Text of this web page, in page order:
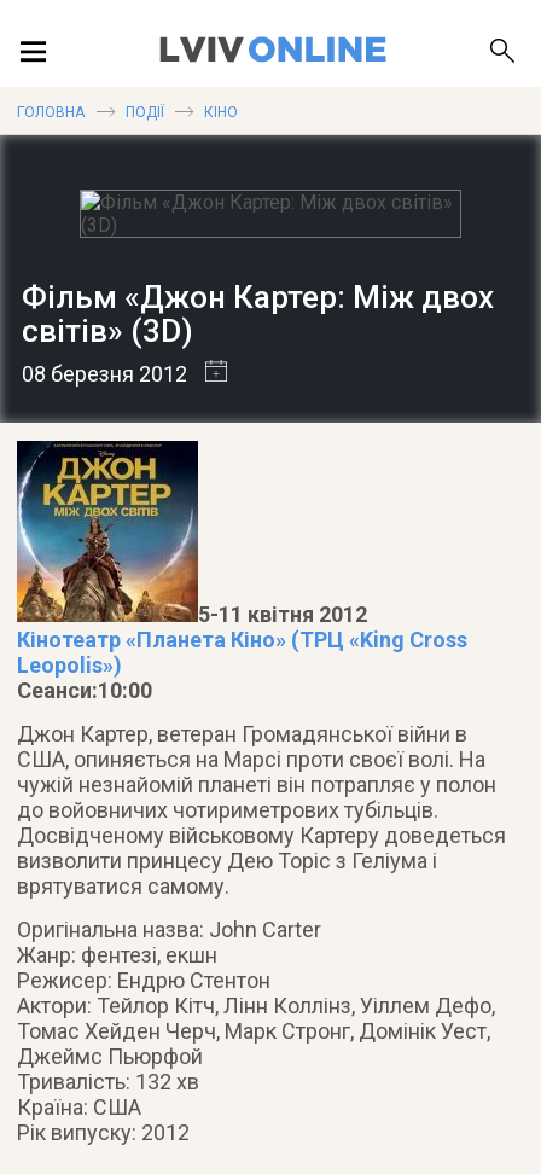
ПУБЛІКАЦІЇ
ДОВІДКА
ГОЛОВНА ПОДІЇ КІНО
Фільм «Джон Картер: Між двох
світів» (3D)
08 березня 2012
5-11 квітня 2012
Кінотеатр «Планета Кіно» (ТРЦ «King Cross
Leopolis»)
Сеанси:10:00
Джон Картер, ветеран Громадянської війни в
США, опиняється на Марсі проти своєї волі. На
чужій незнайомій планеті він потрапляє у полон
до войовничих чотириметрових тубільців.
Досвідченому військовому Картеру доведеться
визволити принцесу Дею Торіс з Геліума і
врятуватися самому.
Оригінальна назва: John Carter
Жанр: фентезі, екшн
Режисер: Ендрю Стентон
Актори: Тейлор Кітч, Лінн Коллінз, Уіллем Дефо,
Томас Хейден Черч, Марк Стронг, Домінік Уест,
Джеймс Пьюрфой
Тривалість: 132 хв
Країна: США
Рік випуску: 2012